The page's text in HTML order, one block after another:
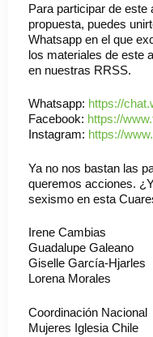
Para participar de
propuesta, puedes
Whatsapp en el que
los materiales de este
en nuestras RRSS.
Whatsapp: https://
Facebook: https://
Instagram: https://
Ya no nos bastan las
queremos acciones.
sexismo en esta
Irene Cambias
Guadalupe Galeano
Giselle García-Hjarles
Lorena Morales
Coordinación Nacional
Mujeres Iglesia Chile